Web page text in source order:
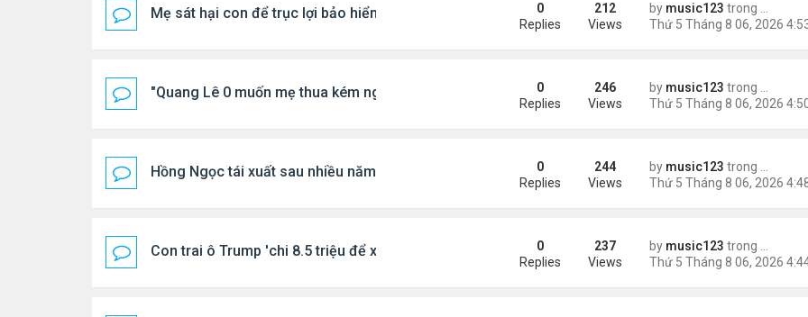
Mẹ sát hại con để trục lợi bảo hiểm by music123 trong
0
Replies
212
Views
"Quang Lê 0 muốn mẹ thua kém người khác" by music123 trong
0
Replies
246
Views
Hồng Ngọc tái xuất sau nhiều năm ở ẩn by music123 trong
0
Replies
244
Views
Con trai ô Trump 'chi 8.5 triệu để xóa ràng buộc với vị hôn thê cũ by music123 trong
0
Replies
237
Views